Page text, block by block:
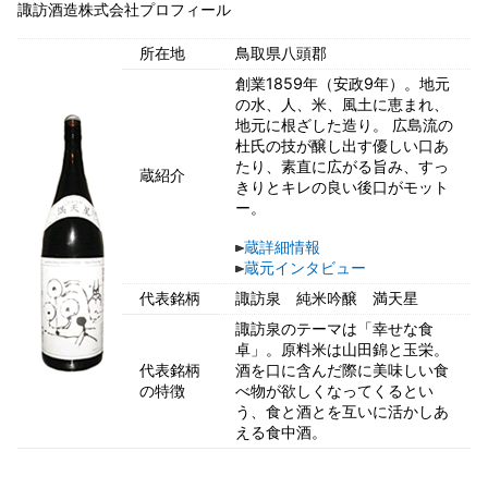
諏訪酒造株式会社プロフィール
所在地 鳥取県八頭郡
蔵紹介
創業1859年（安政9年）。地元
の水、人、米、風土に恵まれ、
地元に根ざした造り。 広島流の
杜氏の技が醸し出す優しい口あ
たり、素直に広がる旨み、すっ
きりとキレの良い後口がモット
ー。
蔵詳細情報
蔵元インタビュー
代表銘柄
諏訪泉 純米吟醸 満天星
代表銘柄
の特徴
諏訪泉のテーマは「幸せな食
卓」。原料米は山田錦と玉栄。
酒を口に含んだ際に美味しい食
べ物が欲しくなってくるとい
う、食と酒とを互いに活かしあ
える食中酒。